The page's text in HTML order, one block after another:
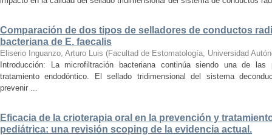
Comparación de dos tipos de selladores de conductos
bacteriana de E. faecalis
Eliserio Inguanzo, Arturo Luis (Facultad de Estomatología, Universidad
Introducción: La microfiltración bacteriana continúa siendo una de
tratamiento endodóntico. El sellado tridimensional del sistema
prevenir ...
Eficacia de la crioterapia oral en la prevención y
pediátrica: una revisión scoping de la evidencia actual.